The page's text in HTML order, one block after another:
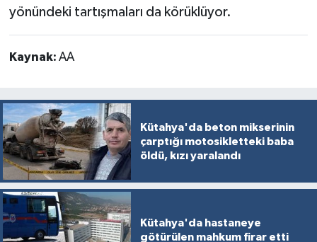
yönündeki tartışmaları da körüklüyor.
Kaynak: AA
Kütahya'da beton mikserinin
çarptığı motosikletteki baba
öldü, kızı yaralandı
Kütahya'da hastaneye
götürülen mahkum firar etti